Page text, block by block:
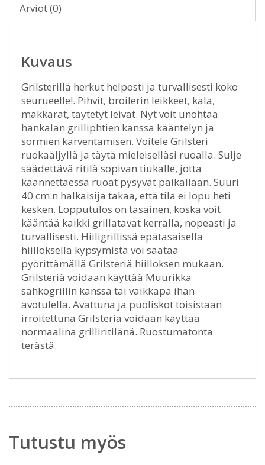
Arviot (0)
Kuvaus
Grilsterillä herkut helposti ja turvallisesti koko
seurueelle!. Pihvit, broilerin leikkeet, kala,
makkarat, täytetyt leivät. Nyt voit unohtaa
hankalan grilliphtien kanssa kääntelyn ja
sormien kärventämisen. Voitele Grilsteri
ruokaäljyllä ja täytä mieleiselläsi ruoalla. Sulje
säädettävä ritilä sopivan tiukalle, jotta
käännettäessä ruoat pysyvät paikallaan. Suuri
40 cm:n halkaisija takaa, että tila ei lopu heti
kesken. Lopputulos on tasainen, koska voit
kääntää kaikki grillatavat kerralla, nopeasti ja
turvallisesti. Hiiligrillissä epätasaisella
hiilloksella kypsymistä voi säätää
pyörittämällä Grilsteriä hiilloksen mukaan.
Grilsteriä voidaan käyttää Muurikka
sähkögrillin kanssa tai vaikkapa ihan
avotulella. Avattuna ja puoliskot toisistaan
irroitettuna Grilsteriä voidaan käyttää
normaalina grilliritilänä. Ruostumatonta
terästä.
Tutustu myös